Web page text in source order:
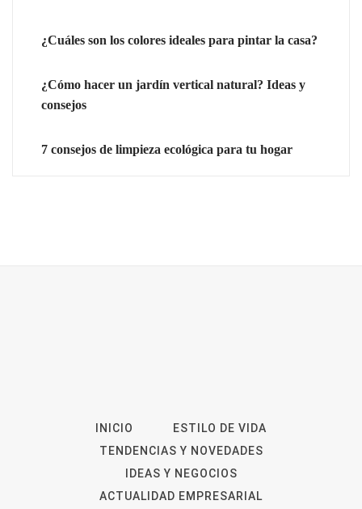
¿Cuáles son los colores ideales para pintar la casa?
¿Cómo hacer un jardín vertical natural? Ideas y
consejos
7 consejos de limpieza ecológica para tu hogar
INICIO
ESTILO DE VIDA
TENDENCIAS Y NOVEDADES
IDEAS Y NEGOCIOS
ACTUALIDAD EMPRESARIAL